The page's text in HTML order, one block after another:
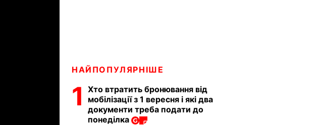
НАЙПОПУЛЯРНІШЕ
1
Хто втратить бронювання від
мобілізації з 1 вересня і які два
документи треба подати до
понеділка